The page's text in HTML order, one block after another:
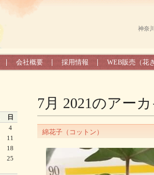
神奈
会社概要 採用情報 WEB販売（花
7月 2021のアー
綿花子（コットン）
日
4
11
18
25